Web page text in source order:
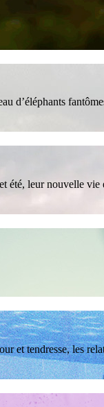
d’éléphants
leur nouvelle
et tendresse, les